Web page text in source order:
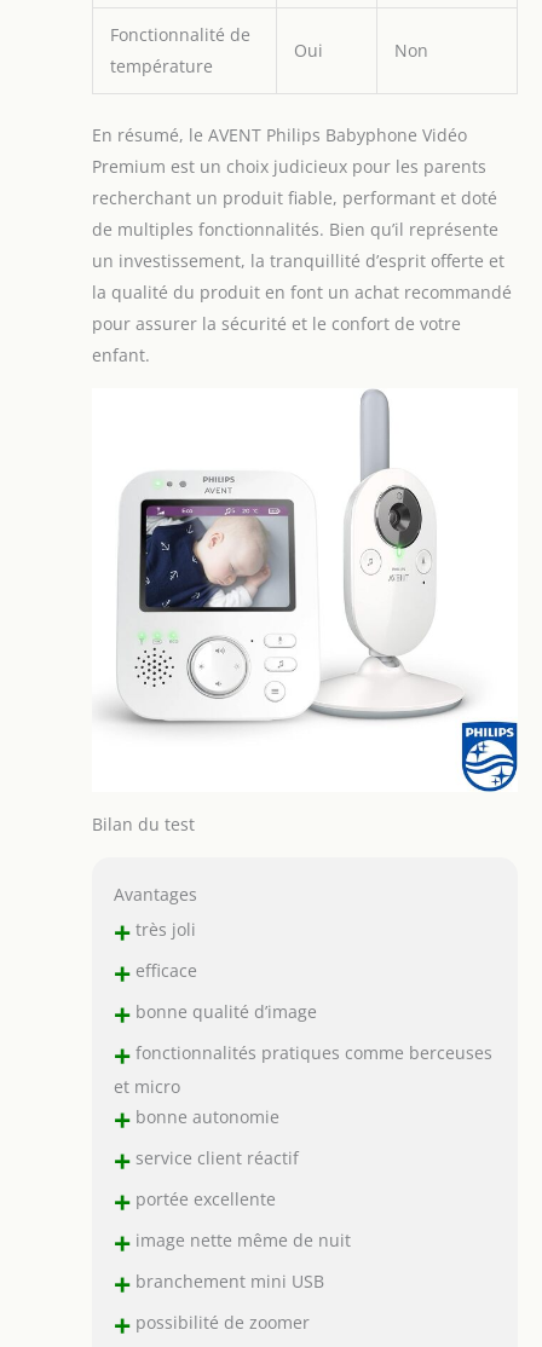
Fonctionnalité de
température
Oui Non
En résumé, le AVENT Philips Babyphone Vidéo
Premium est un choix judicieux pour les parents
recherchant un produit fiable, performant et doté
de multiples fonctionnalités. Bien qu’il représente
un investissement, la tranquillité d’esprit offerte et
la qualité du produit en font un achat recommandé
pour assurer la sécurité et le confort de votre
enfant.
Bilan du test
Avantages
+très joli
+efficace
+bonne qualité d’image
+fonctionnalités pratiques comme berceuses
et micro
+bonne autonomie
+service client réactif
+portée excellente
+image nette même de nuit
+branchement mini USB
+possibilité de zoomer